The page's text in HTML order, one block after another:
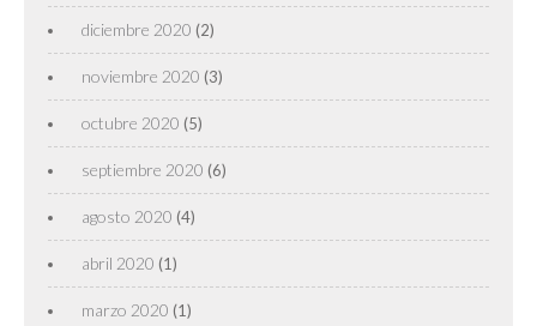
diciembre 2020 (2)
noviembre 2020 (3)
octubre 2020 (5)
septiembre 2020 (6)
agosto 2020 (4)
abril 2020 (1)
marzo 2020 (1)